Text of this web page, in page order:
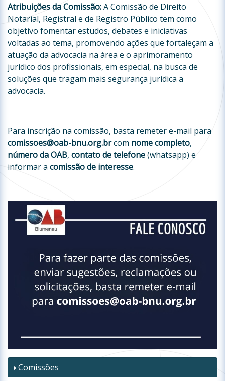
Atribuições da Comissão:A Comissão de Direito
Notarial, Registral e de Registro Público tem como
objetivo fomentar estudos, debates e iniciativas
voltadas ao tema, promovendo ações que fortaleçam a
atuação da advocacia na área e o aprimoramento
jurídico dos profissionais, em especial, na busca de
soluções que tragam mais segurança jurídica a
advocacia.
Para inscrição na comissão, basta remeter e-mail para
comissoes@oab-bnu.org.brcom nome completo,
número da OAB, contato de telefone(whatsapp) e
informar a comissão de interesse.
Comissões